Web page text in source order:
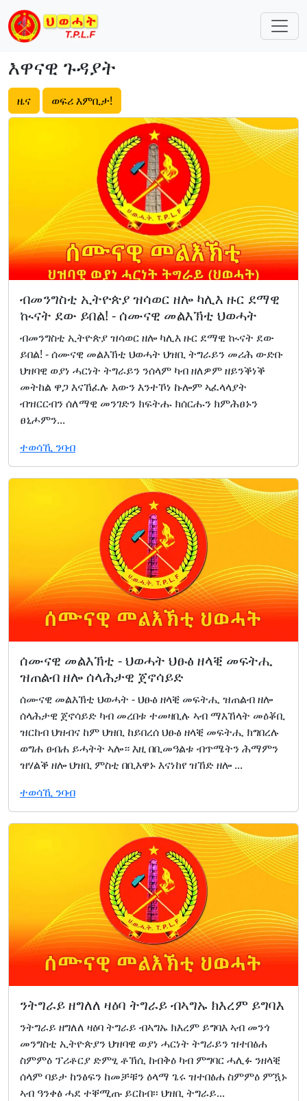
Skip navigation
እዋናዊ ጉዳያት
ዜና ወፍሪ እምቢታ!
ብመንግስቲ ኢትዮጵያ ዝሳወር ዘሎ ካሊእ ዙር ደማዊ
ኲናት ደው ይበል! - ሰሙናዊ መልእኽቲ ህወሓት
ብመንግስቲ ኢትዮጵያ ዝሳወር ዘሎ ካሊእ ዙር ደማዊ ኲናት ደው
ይበል! - ሰሙናዊ መልእኽቲ ህወሓት ህዝቢ ትግራይን መሪሕ ውድቡ
ህዝባዊ ወያነ ሓርነት ትግራይን ንሰላም ካብ ዘለዎም ዘይንቕነቕ
መትከል ዋጋ እናኸፈሉ እውን እንተኾነ ኩሎም ኣፈላላያት
ብዝርርብን ሰለማዊ መንገድን ክፍትሑ ክሰርሑን ክምሕፀኑን
ፀኒሖምን...
ተወሳኺ ንባብ
ሰሙናዊ መልእኽቲ - ህወሓት ህፁፅ ዘላቒ መፍትሒ
ዝጠልብ ዘሎ ሰላሕታዊ ጀኖሳይድ
ሰሙናዊ መልእኽቲ ህወሓት - ህፁፅ ዘላቒ መፍትሒ ዝጠልብ ዘሎ
ሰላሕታዊ ጀኖሳይድ ካብ መረበቱ ተመዛቢሉ ኣብ ማእኸላት መዕቖቢ
ዝርከብ ህዝብና ከም ህዝቢ ከይበረሰ ህፁፅ ዘላቒ መፍትሒ ክግበረሉ
ወግሐ ፀብሐ ይሓትት ኣሎ። እዚ በቢመዓልቱ ብጥሜትን ሕማምን
ዝሃልቕ ዘሎ ህዝቢ ምስቲ በቢእዋኑ እናነከየ ዝኸድ ዘሎ ...
ተወሳኺ ንባብ
ንትግራይ ዘግለለ ዛዕባ ትግራይ ብኣግኡ ክእረም ይግባእ
ንትግራይ ዘግለለ ዛዕባ ትግራይ ብኣግኡ ክእረም ይግባእ ኣብ መንጎ
መንግስቲ ኢትዮጵያን ህዝባዊ ወያነ ሓርነት ትግራይን ዝተበፅሐ
ስምምዕ ፕሪቶርያ ድምፂ ቶኽሲ ከብቅዕ ካብ ምግባር ሓሊፉ ንዘላቒ
ሰላም ባይታ ከንፅፍን ከመቻቹን ዕላማ ጌሩ ዝተበፅሐ ስምምዕ ምዃኑ
ኣብ ዓንቀፅ ሓደ ተቐሚጡ ይርከብ፡፡ ህዝቢ ትግራይ...